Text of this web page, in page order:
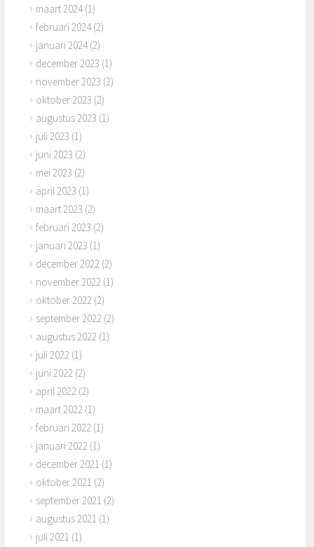
maart 2024(1)
februari 2024(2)
januari 2024(2)
december 2023 (1)
november 2023 (2)
oktober 2023 (2)
augustus 2023 (1)
juli 2023 (1)
juni 2023 (2)
mei 2023 (2)
april 2023 (1)
maart 2023 (2)
februari 2023 (2)
januari 2023 (1)
december 2022 (2)
november 2022 (1)
oktober 2022 (2)
september 2022 (2)
augustus 2022 (1)
juli 2022 (1)
juni 2022 (2)
april 2022 (2)
maart 2022 (1)
februari 2022 (1)
januari 2022 (1)
december 2021 (1)
oktober 2021 (2)
september 2021 (2)
augustus 2021 (1)
juli 2021 (1)